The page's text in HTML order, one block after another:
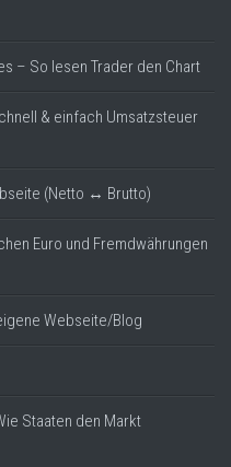
– So lesen Trader den Chart
& einfach Umsatzsteuer
(Netto ↔ Brutto)
Euro und Fremdwährungen
Webseite/Blog
Staaten den Markt